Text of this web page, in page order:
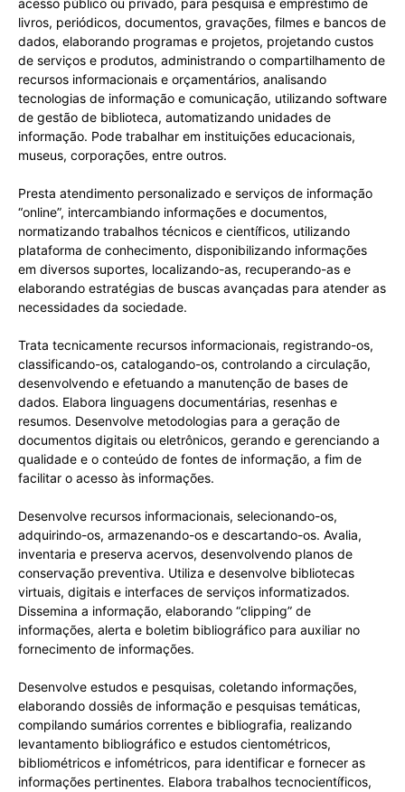
acesso público ou privado, para pesquisa e empréstimo de
livros, periódicos, documentos, gravações, filmes e bancos de
dados, elaborando programas e projetos, projetando custos
de serviços e produtos, administrando o compartilhamento de
recursos informacionais e orçamentários, analisando
tecnologias de informação e comunicação, utilizando software
de gestão de biblioteca, automatizando unidades de
informação. Pode trabalhar em instituições educacionais,
museus, corporações, entre outros.
Presta atendimento personalizado e serviços de informação
“online”, intercambiando informações e documentos,
normatizando trabalhos técnicos e científicos, utilizando
plataforma de conhecimento, disponibilizando informações
em diversos suportes, localizando-as, recuperando-as e
elaborando estratégias de buscas avançadas para atender as
necessidades da sociedade.
Trata tecnicamente recursos informacionais, registrando-os,
classificando-os, catalogando-os, controlando a circulação,
desenvolvendo e efetuando a manutenção de bases de
dados. Elabora linguagens documentárias, resenhas e
resumos. Desenvolve metodologias para a geração de
documentos digitais ou eletrônicos, gerando e gerenciando a
qualidade e o conteúdo de fontes de informação, a fim de
facilitar o acesso às informações.
Desenvolve recursos informacionais, selecionando-os,
adquirindo-os, armazenando-os e descartando-os. Avalia,
inventaria e preserva acervos, desenvolvendo planos de
conservação preventiva. Utiliza e desenvolve bibliotecas
virtuais, digitais e interfaces de serviços informatizados.
Dissemina a informação, elaborando “clipping” de
informações, alerta e boletim bibliográfico para auxiliar no
fornecimento de informações.
Desenvolve estudos e pesquisas, coletando informações,
elaborando dossiês de informação e pesquisas temáticas,
compilando sumários correntes e bibliografia, realizando
levantamento bibliográfico e estudos cientométricos,
bibliométricos e infométricos, para identificar e fornecer as
informações pertinentes. Elabora trabalhos tecnocientíficos,